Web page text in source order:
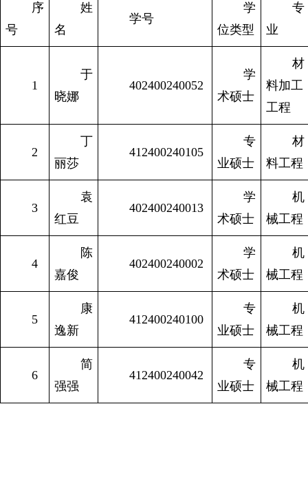
序
号
姓
名
学号
学
位类型
专
业
1
于
晓娜
402400240052
学
术硕士
材
料加工
工程
2
丁
丽莎
412400240105
专
业硕士
材
料工程
3
袁
红豆
402400240013
学
术硕士
机
械工程
4
陈
嘉俊
402400240002
学
术硕士
机
械工程
5
康
逸新
412400240100
专
业硕士
机
械工程
6
简
强强
412400240042
专
业硕士
机
械工程